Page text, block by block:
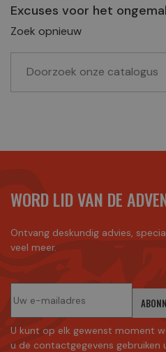
Excuses voor het
Zoek opnieuw
WORD LID VAN DE
Ontvang deskundig advies,
veel meer.
U kunt op elk gewenst moment
u de contactgegevens gebruiken